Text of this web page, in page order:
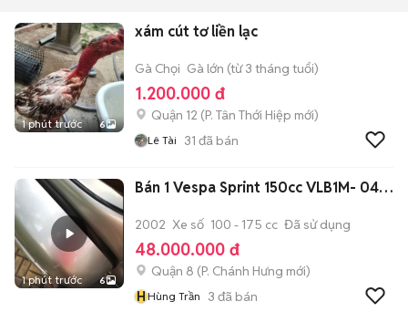
1 phút trước 6
xám cút tơ liền lạc
Gà Chọi Gà lớn (từ 3 tháng tuổi)
1.200.000 đ
Quận 12 (P. Tân Thới Hiệp mới)
Lê Tài 31 đã bán
1 phút trước 6
Bán 1 Vespa Sprint 150cc VLB1M- 04…
2002 Xe số 100 - 175 cc Đã sử dụng
48.000.000 đ
Quận 8 (P. Chánh Hưng mới)
HHùng Trần 3 đã bán